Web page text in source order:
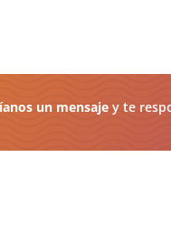
un mensaje y te